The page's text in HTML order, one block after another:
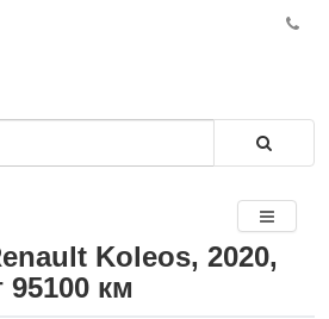
Koleos, 2020,
км